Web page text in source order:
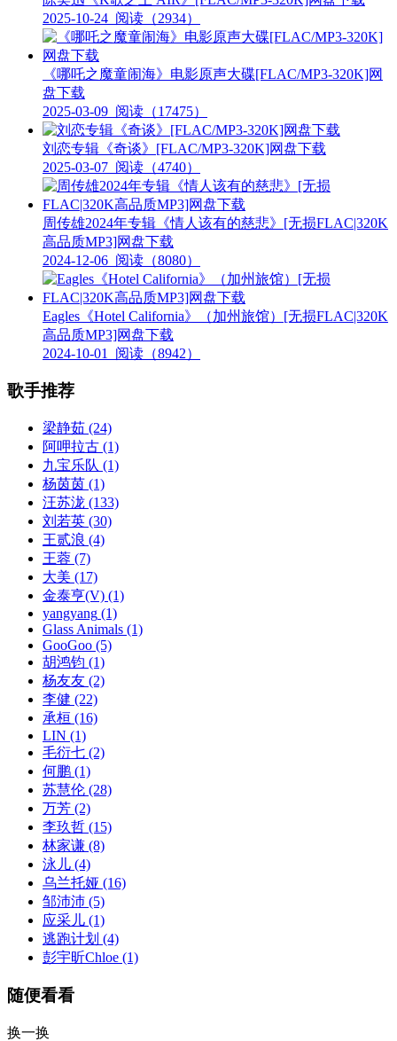
2025-10-24 阅读（2934）
《哪吒之魔童闹海》电影原声大碟[FLAC/MP3-320K]网
盘下载
2025-03-09 阅读（17475）
刘恋专辑《奇谈》[FLAC/MP3-320K]网盘下载
2025-03-07 阅读（4740）
周传雄2024年专辑《情人该有的慈悲》[无损FLAC|320K
高品质MP3]网盘下载
2024-12-06 阅读（8080）
Eagles《Hotel California》（加州旅馆）[无损FLAC|320K
高品质MP3]网盘下载
2024-10-01
阅读（8942）
歌手推荐
梁静茹 (24)
阿呷拉古 (1)
九宝乐队 (1)
杨茵茵 (1)
汪苏泷 (133)
刘若英 (30)
王贰浪 (4)
王蓉 (7)
大美 (17)
金泰亨(V) (1)
yangyang (1)
Glass Animals (1)
GooGoo (5)
胡鸿钧 (1)
杨友友 (2)
李健 (22)
承桓 (16)
LIN (1)
毛衍七 (2)
何鹏 (1)
苏慧伦 (28)
万芳 (2)
李玖哲 (15)
林家谦 (8)
泳儿 (4)
乌兰托娅 (16)
邹沛沛 (5)
应采儿 (1)
逃跑计划 (4)
彭宇昕Chloe (1)
随便看看
换一换